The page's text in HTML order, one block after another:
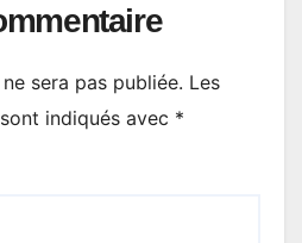
sera pas publiée. Les
indiqués avec *